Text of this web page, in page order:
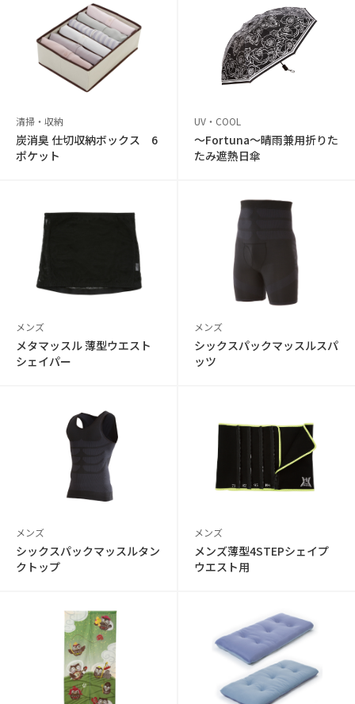
清掃・収納
炭消臭 仕切収納ボックス 6
ポケット
UV・COOL
〜Fortuna〜晴雨兼用折りた
たみ遮熱日傘
メンズ
メタマッスル 薄型ウエスト
シェイパー
メンズ
シックスパックマッスルスパ
ッツ
メンズ
シックスパックマッスルタン
クトップ
メンズ
メンズ薄型4STEPシェイプ
ウエスト用